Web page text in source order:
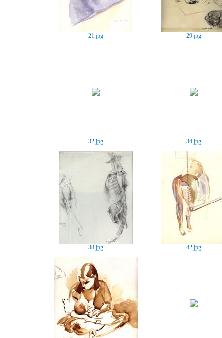
21.jpg 29.jpg
32.jpg 34.jpg
38.jpg 42.jpg